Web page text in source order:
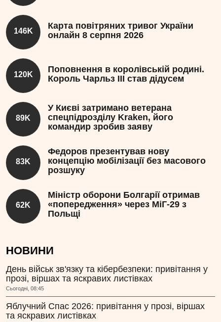
146K
Карта повітряних тривог України
онлайн 8 серпня 2026
120K
Поповнення в королівській родині.
Король Чарльз III став дідусем
89K
У Києві затримано ветерана
спецпідрозділу Kraken, його
командир зробив заяву
83K
Федоров презентував нову
концепцію мобілізації без масового
розшуку
62K
Міністр оборони Болгарії отримав
«попередження» через МіГ-29 з
Польщі
НОВИНИ
День військ зв'язку та кібербезпеки: привітання у
прозі, віршах та яскравих листівках
Сьогодні, 08:45
Яблучний Спас 2026: привітання у прозі, віршах
та яскравих листівках